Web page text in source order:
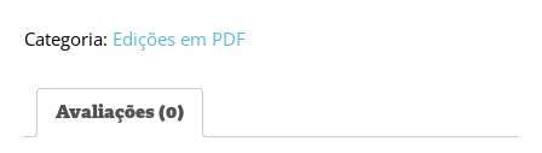
PDF
Categoria: Edições em PDF
Avaliações (0)